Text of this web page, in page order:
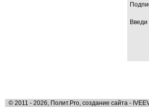
Введи
© 2011 - 2026, Полит.Pro, создание сайта -